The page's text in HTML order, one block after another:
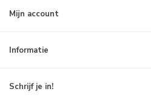
Mijn account
Informatie
Schrijf je in!